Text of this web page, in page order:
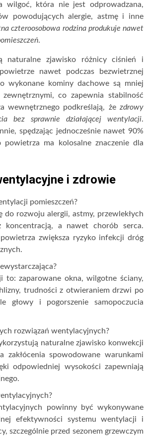
wilgoć, która nie jest odprowadzana,
powodujących alergie, astmę i inne
czteroosobowa rodzina produkuje nawet
.
naturalne zjawisko różnicy ciśnień i
nawet podczas bezwietrznej
wykonane kominy dachowe są mniej
co zapewnia stabilność
wewnętrznego podkreślają, że zdrowy
bez sprawnie działającej wentylacji.
spędzając jednocześnie nawet 90%
ma kolosalne znaczenie dla
i zdrowie
pomieszczeń?
rozwoju alergii, astmy, przewlekłych
koncentracją, a nawet chorób serca.
zwiększa ryzyko infekcji dróg
to: zaparowane okna, wilgotne ściany,
trudności z otwieraniem drzwi po
głowy i pogorszenie samopoczucia
rozwiązań wentylacyjnych?
naturalne zjawisko konwekcji
spowodowane warunkami
odpowiedniej wysokości zapewniają
powinny być wykonywane
efektywności systemu wentylacji i
szczególnie przed sezonem grzewczym